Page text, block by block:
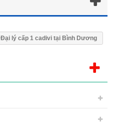
Đại lý cấp 1 cadivi tại Bình Dương